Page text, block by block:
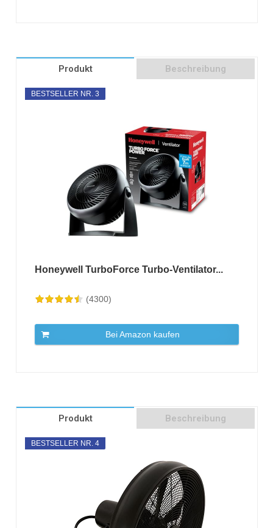
Produkt Beschreibung
BESTSELLER NR. 3
Honeywell TurboForce Turbo-Ventilator...
(4300)
Bei Amazon kaufen
Produkt Beschreibung
BESTSELLER NR. 4